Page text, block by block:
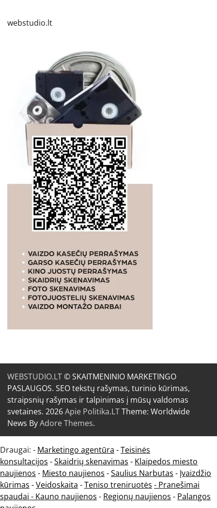
webstudio.lt
WEBSTUDIO.LT© SKAITMENINIO MARKETINGO
PASLAUGOS. SEO tekstų rašymas, turinio kūrimas,
straipsnių rašymas ir talpinimas į mūsų valdomas
svetaines. 2026Apie Politika.LTTheme: Worldwide
News ByAdore Themes.
Draugai: - Marketingo agentūra -Teisinės
konsultacijos -Skaidrių skenavimas - Klaipedos miesto
naujienos - Miesto naujienos -Saulius Narbutas - Įvaizdžio
kūrimas -Veidoskaita -Teniso treniruotės - Pranešimai
spaudai - Kauno naujienos - Regionų naujienos - Palangos